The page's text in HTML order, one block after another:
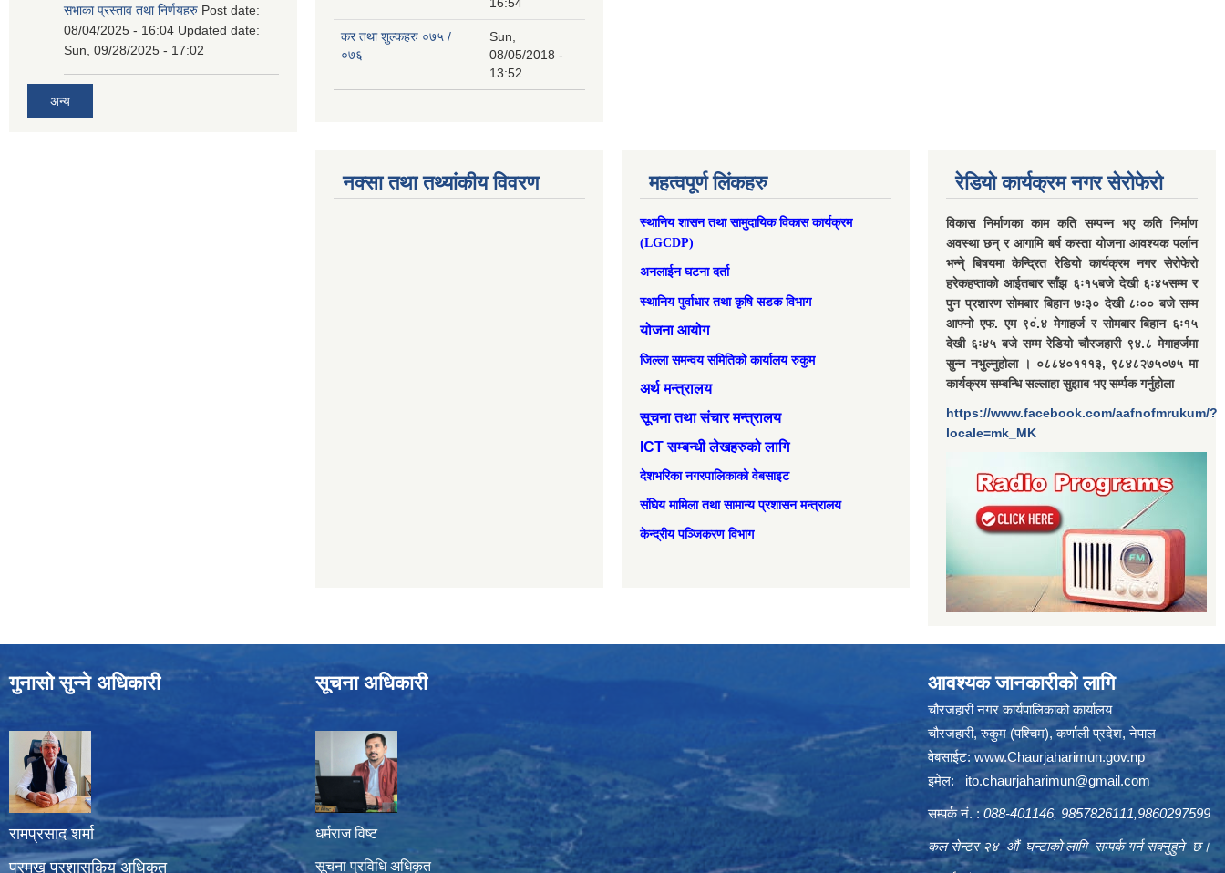
सभाका प्रस्ताव तथा निर्णयहरु Post date:
08/04/2025 - 16:04 Updated date:
Sun, 09/28/2025 - 17:02
अन्य
कर तथा शुल्कहरु ०७५ /
०७६
Sun,
08/05/2018 -
13:52
नक्सा तथा तथ्यांकीय विवरण महत्वपूर्ण लिंकहरु
स्थानिय शासन तथा सामुदायिक विकास कार्यक्रम
(LGCDP)
अनलाईन घटना दर्ता
स्थानिय पुर्वाधार तथा कृषि सडक विभाग
योजना आयोग
जिल्ला समन्वय समितिको कार्यालय रुकुम
अर्थ मन्त्रालय
सूचना तथा संचार मन्त्रालय
ICT सम्बन्धी लेखहरुको लागि
देशभरिका नगरपालिकाको वेबसाइट
संघिय मामिला तथा सामान्‍य प्रशासन मन्त्रालय
केन्द्रीय पञ्जिकरण विभाग
रेडियो कार्यक्रम नगर सेरोफेरो
विकास निर्माणका काम कति सम्पन्न भए कति निर्माण
अवस्था छन् र आगामि बर्ष कस्ता योजना आवश्यक पर्लान
भन्ने् बिषयमा केन्द्रित रेडियो कार्यक्रम नगर सेरोफेरो
हरेकहप्ताको आईतबार साँझ ६ः१५बजे देखी ६ः४५सम्म र
पुन प्रशारण सोमबार बिहान ७ः३० देखी ८ः०० बजे सम्म
आफ्नो एफ. एम ९०ं.४ मेगाहर्ज र सोमबार बिहान ६ः१५
देखी ६ः४५ बजे सम्म रेडियो चौरजहारी ९४.८ मेगाहर्जमा
सुन्न नभुल्नुहोला । ०८८४०१११३, ९८४८२७५०७५ मा
कार्यक्रम सम्बन्धि सल्लाहा सुझाब भए सर्म्पक गर्नुहोला
https://www.facebook.com/aafnofmrukum/?
locale=mk_MK
गुनासो सुन्ने अधिकारी
रामप्रसाद शर्मा
प्रमुख प्रशासकिय अधिकृत
सूचना अधिकारी
धर्मराज विष्ट
सूचना प्रविधि अधिकृत
आवश्यक जानकारीको लागि
चौरजहारी नगर कार्यपालिकाको कार्यालय
चौरजहारी, रुकुम (पश्चिम), कर्णाली प्रदेश, नेपाल
वेबसाईट:www.Chaurjaharimun.gov.np
इमेल: ito.chaurjaharimun@gmail.com
सम्पर्क नं. : 088-401146, 9857826111,9860297599
कल सेन्टर २४ औं घन्टाको लागि सम्पर्क गर्न सक्नुहुने छ।